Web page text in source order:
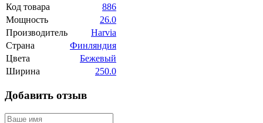
Код товара
886
Мощность
26.0
Производитель
Harvia
Страна
Финляндия
Цвета
Бежевый
Ширина
250.0
Добавить отзыв